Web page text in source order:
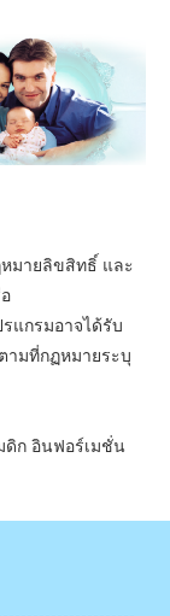
มายลิขสิทธิ์ และ
แกรมอาจได้รับ
ามที่กฏหมายระบุ
ดิก อินฟอร์เมชั่น